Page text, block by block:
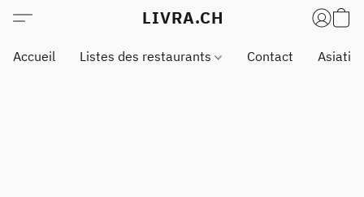
LIVRA.CH
Accueil Listes des restaurants Contact